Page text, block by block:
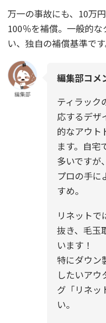
万一の事故にも、10万
100％を補償。一般的
い、独自の補償基準です
編集部
編集部コメ
ティラック
応するデザ
的なアウト
ます。自宅
多いですが
プロの手に
すめ。
リネットで
抜き、毛玉
います！
特にダウン
したいアウ
グ「リネッ
い。